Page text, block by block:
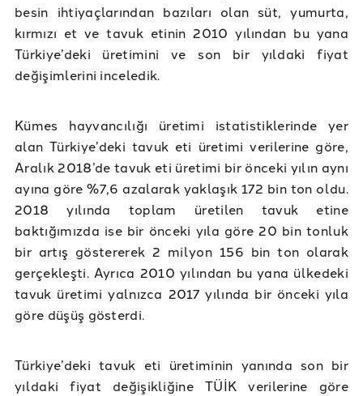
besin ihtiyaçlarından bazıları olan süt, yumurta,
kırmızı et ve tavuk etinin 2010 yılından bu yana
Türkiye’deki üretimini ve son bir yıldaki fiyat
değişimlerini inceledik.
Kümes hayvancılığı üretimi istatistiklerinde yer
alan Türkiye’deki tavuk eti üretimi verilerine göre,
Aralık 2018’de tavuk eti üretimi bir önceki yılın aynı
ayına göre %7,6 azalarak yaklaşık 172 bin ton oldu.
2018 yılında toplam üretilen tavuk etine
baktığımızda ise bir önceki yıla göre 20 bin tonluk
bir artış göstererek 2 milyon 156 bin ton olarak
gerçekleşti. Ayrıca 2010 yılından bu yana ülkedeki
tavuk üretimi yalnızca 2017 yılında bir önceki yıla
göre düşüş gösterdi.
Türkiye’deki tavuk eti üretiminin yanında son bir
yıldaki fiyat değişikliğine TÜİK verilerine göre